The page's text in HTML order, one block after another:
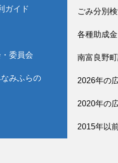
ガイド ごみ分別
各種助成
委員会 南富良野
みふらの 2026年の
2020年の
2015年以